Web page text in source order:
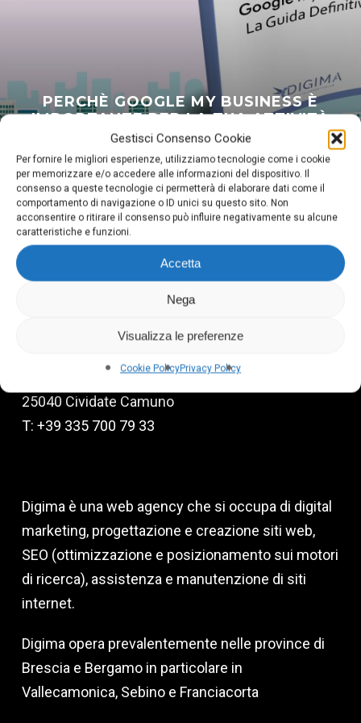
Gestisci Consenso Cookie
Per fornire le migliori esperienze, utilizziamo tecnologie come i cookie
per memorizzare e/o accedere alle informazioni del dispositivo. Il
consenso a queste tecnologie ci permetterà di elaborare dati come il
comportamento di navigazione o ID unici su questo sito. Non
acconsentire o ritirare il consenso può influire negativamente su alcune
caratteristiche e funzioni.
Accetta
Nega
Visualizza le preferenze
Cookie PolicyPrivacy Policy
PERCHÈ GOOGLE MY BUSINESS È
IMPORTANTE PER LA TUA ATTIVITÀ
LOCALE?
P.Iva 03026150981
Via degli Emigranti, 9
25040 Cividate Camuno
T: +39 335 700 79 33
Digima è una web agency che si occupa di digital
marketing, progettazione e creazione siti web,
SEO (ottimizzazione e posizionamento sui motori
di ricerca), assistenza e manutenzione di siti
internet.
Digima opera prevalentemente nelle province di
Brescia e Bergamo in particolare in
Vallecamonica, Sebino e Franciacorta